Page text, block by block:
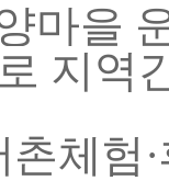
마을
지역
촌체험 ·